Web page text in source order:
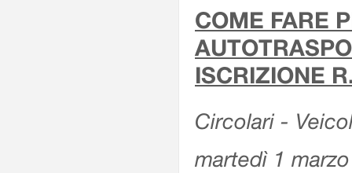
COME FARE
ISCRIZIONE
Circolari -
martedì 1